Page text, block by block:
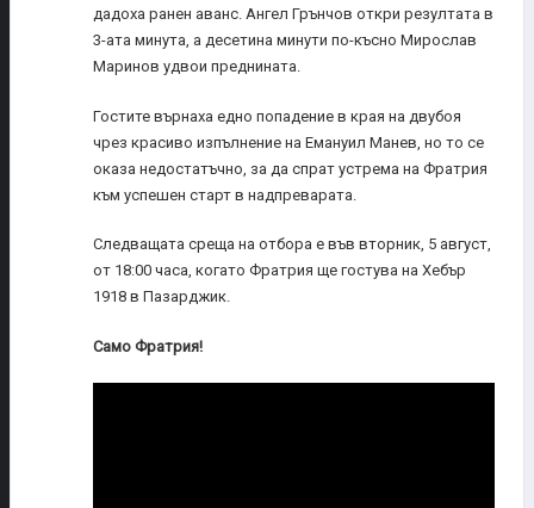
дадоха ранен аванс. Ангел Грънчов откри резултата в
3-ата минута, а десетина минути по-късно Мирослав
Маринов удвои преднината.
Гостите върнаха едно попадение в края на двубоя
чрез красиво изпълнение на Емануил Манев, но то се
оказа недостатъчно, за да спрат устрема на Фратрия
към успешен старт в надпреварата.
Следващата среща на отбора е във вторник, 5 август,
от 18:00 часа, когато Фратрия ще гостува на Хебър
1918 в Пазарджик.
Само Фратрия!